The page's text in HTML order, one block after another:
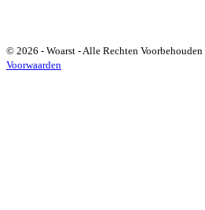
© 2026 - Woarst - Alle Rechten Voorbehouden
Voorwaarden